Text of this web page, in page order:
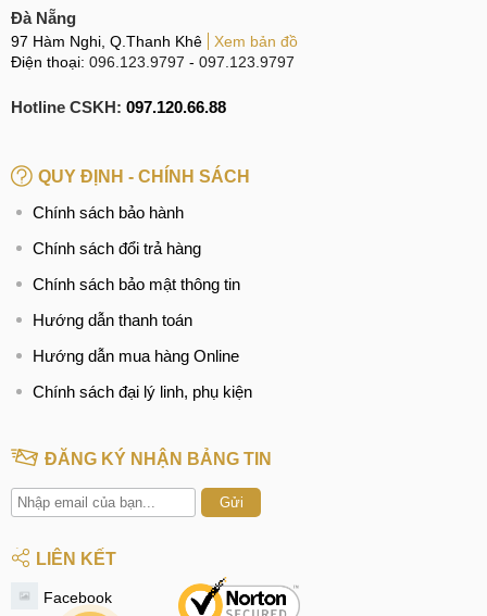
Thay chân sạc Samsung Galaxy A31
Thay loa Samsung Galaxy A31
Thay, sửa wifi Samsung Galaxy A31
Thay mic Samsung Galaxy A31
Thay, sửa IC sóng Samsung Galaxy A31
Sửa, Thay ổ sim Samsung Galaxy A31
Sửa, Thay IC nguồn Samsung Galaxy A31
Đà Nẵng
97 Hàm Nghi, Q.Thanh Khê
Xem bản đồ
Điện thoại: 096.123.9797 - 097.123.9797
Hotline CSKH: 097.120.66.88
QUY ĐỊNH - CHÍNH SÁCH
Chính sách bảo hành
Chính sách đổi trả hàng
Chính sách bảo mật thông tin
Hướng dẫn thanh toán
Hướng dẫn mua hàng Online
Chính sách đại lý linh, phụ kiện
ĐĂNG KÝ NHẬN BẢNG TIN
Gửi
LIÊN KẾT
Facebook